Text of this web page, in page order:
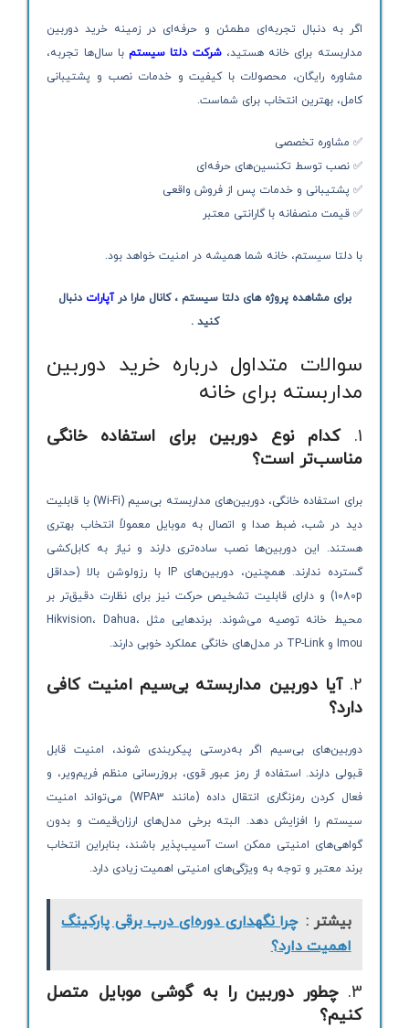
اگر به دنبال تجربه‌ای مطمئن و حرفه‌ای در زمینه خرید دوربین
مداربسته برای خانه هستید،شرکت دلتا سیستمبا سال‌ها تجربه،
مشاوره رایگان، محصولات با کیفیت و خدمات نصب و پشتیبانی
کامل، بهترین انتخاب برای شماست.
✅ مشاوره تخصصی
✅ نصب توسط تکنسین‌های حرفه‌ای
✅ پشتیبانی و خدمات پس از فروش واقعی
✅ قیمت منصفانه با گارانتی معتبر
با دلتا سیستم، خانه شما همیشه در امنیت خواهد بود.
برای مشاهده پروژه های دلتا سیستم ، کانال مارا درآپارات دنبال
کنید .
سوالات متداول درباره خرید دوربین
مداربسته برای خانه
1.
کدام نوع دوربین برای استفاده خانگی
مناسب‌تر است؟
برای استفاده خانگی، دوربین‌های مداربسته بی‌سیم (Wi-Fi) با قابلیت
دید در شب، ضبط صدا و اتصال به موبایل معمولاً انتخاب بهتری
هستند. این دوربین‌ها نصب ساده‌تری دارند و نیاز به کابل‌کشی
گسترده ندارند. همچنین، دوربین‌های IP با رزولوشن بالا (حداقل
1080p) و دارای قابلیت تشخیص حرکت نیز برای نظارت دقیق‌تر بر
محیط خانه توصیه می‌شوند. برندهایی مثل Hikvision، Dahua،
Imou و TP-Link در مدل‌های خانگی عملکرد خوبی دارند.
2. آیا دوربین مداربسته بی‌سیم امنیت کافی
دارد؟
دوربین‌های بی‌سیم اگر به‌درستی پیکربندی شوند، امنیت قابل
قبولی دارند. استفاده از رمز عبور قوی، بروزرسانی منظم فریم‌ویر، و
فعال کردن رمزنگاری انتقال داده (مانند WPA3) می‌تواند امنیت
سیستم را افزایش دهد. البته برخی مدل‌های ارزان‌قیمت و بدون
گواهی‌های امنیتی ممکن است آسیب‌پذیر باشند، بنابراین انتخاب
برند معتبر و توجه به ویژگی‌های امنیتی اهمیت زیادی دارد.
بیشتر : چرا نگهداری دوره‌ای درب برقی پارکینگ
اهمیت دارد؟
3.
چطور دوربین را به گوشی موبایل متصل
کنیم؟